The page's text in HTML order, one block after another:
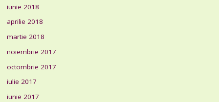
iunie 2018
aprilie 2018
martie 2018
noiembrie 2017
octombrie 2017
iulie 2017
iunie 2017